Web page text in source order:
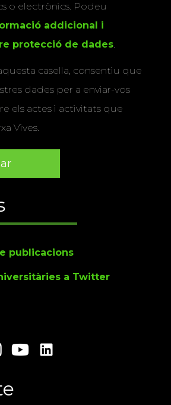
o electrònics. Podeu
addicional i
protecció de dades.
casella, consentiu que
dades per a enviar-vos
els actes i activitats que
Vives.
publicacions
a Twitter